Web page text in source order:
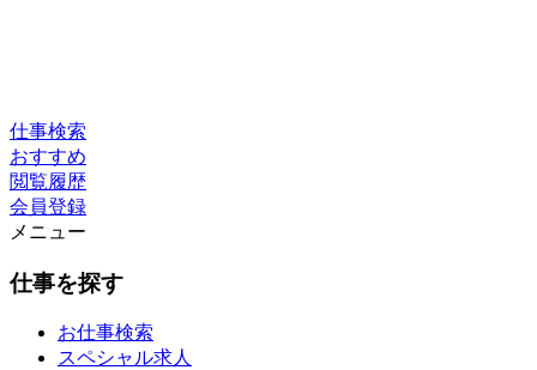
仕事検索
おすすめ
閲覧履歴
会員登録
メニュー
仕事を探す
お仕事検索
スペシャル求人